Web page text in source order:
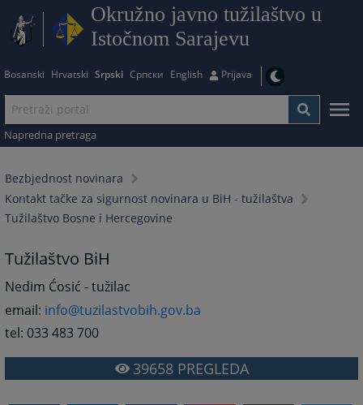
Okružno javno tužilaštvo u
Istočnom Sarajevu
Bosanski Hrvatski Srpski Српски English Prijava
Napredna pretraga
Bezbjednost novinara
Kontakt tačke za sigurnost novinara u BiH - tužilaštva
Tužilaštvo Bosne i Hercegovine
Tužilaštvo BiH
Nedim Ćosić - tužilac
email: info@tuzilastvobih.gov.ba
tel: 033 483 700
39658PREGLEDA